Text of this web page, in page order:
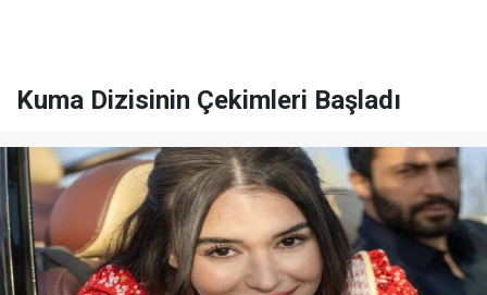
Kuma Dizisinin Çekimleri Başladı